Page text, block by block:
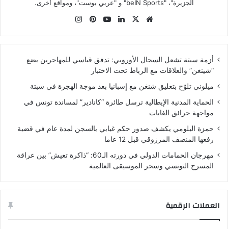
الجزيرة"، "beIN Sports" و "عربي بوست"، ومواقع أخرى.
موقع
‫X لينكدإن‫YouTubeبينتيريست
أزمة سبتة تشعل السجال الأوروبي: تدفق قياسي للمهاجرين يضع
“شينغن” والعلاقات مع الرباط تحت الاختبار
ميلوني تلوّح بتعليق شنغن مع إسبانيا بعد موجة الهجرة في سبتة
الحماية المدنية الإيطالية ترسل طائرة “كانادير” لمساندة تونس في
مواجهة حرائق الغابات
حمزة البلومي يكشف صدور حكم غيابي بالسجن لمدة عام في قضية
رفعها المنصف المرزوقي قبل 12 عاما
مهرجان الحمامات الدولي في دورته الـ60: “ذاكرة تعيش” بين عراقة
المسرح التونسي وسحر الموسيقى العالمية
العملات الرقمية